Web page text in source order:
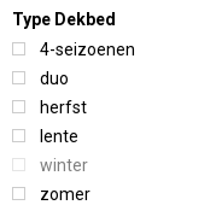
Type Dekbed
4-seizoenen
duo
herfst
lente
winter
zomer